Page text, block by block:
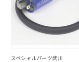
コーポレートサイト
利用規約
スペシャルパーツ武川